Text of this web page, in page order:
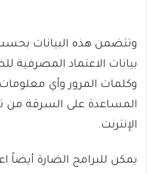
وتتضمن هذه البيانات بحسب
وكلمات المرور وأي
المساعدة على السرقة من
الإنترنت.
يمكن للبرامج الضارة أيضاً